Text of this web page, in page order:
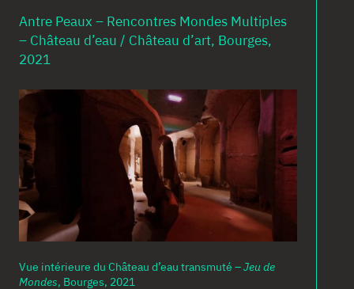
Antre Peaux – Rencontres Mondes Multiples
– Château d’eau / Château d’art, Bourges,
2021
Vue intérieure du Château d’eau transmuté – Jeu de
Mondes, Bourges, 2021